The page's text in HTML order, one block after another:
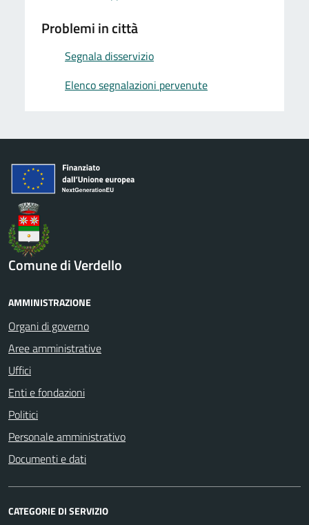
Problemi in città
Segnala disservizio
Elenco segnalazioni pervenute
Comune di Verdello
AMMINISTRAZIONE
Organi di governo
Aree amministrative
Uffici
Enti e fondazioni
Politici
Personale amministrativo
Documenti e dati
CATEGORIE DI SERVIZIO